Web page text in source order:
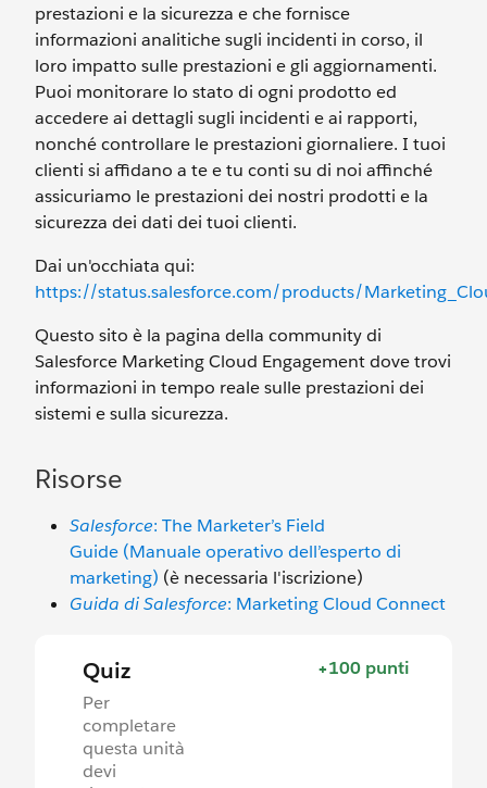
prestazioni e la sicurezza e che fornisce
informazioni analitiche sugli incidenti in corso, il
loro impatto sulle prestazioni e gli aggiornamenti.
Puoi monitorare lo stato di ogni prodotto ed
accedere ai dettagli sugli incidenti e ai rapporti,
nonché controllare le prestazioni giornaliere. I tuoi
clienti si affidano a te e tu conti su di noi affinché
assicuriamo le prestazioni dei nostri prodotti e la
sicurezza dei dati dei tuoi clienti.
Dai un'occhiata qui:
https://status.salesforce.com/products/
Questo sito è la pagina della community di
Salesforce Marketing Cloud Engagement dove trovi
informazioni in tempo reale sulle prestazioni dei
sistemi e sulla sicurezza.
Risorse
Salesforce: The Marketer’s Field
Guide (Manuale operativo dell’esperto di
marketing) (è necessaria l'iscrizione)
Guida di Salesforce: Marketing Cloud Connect